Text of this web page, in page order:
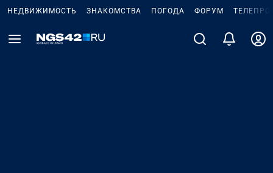
НЕДВИЖИМОСТЬ ЗНАКОМСТВА ПОГОДА ФОРУМ